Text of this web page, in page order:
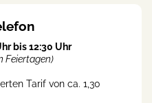
bis 12:30 Uhr
Feiertagen)
Tarif von ca. 1,30